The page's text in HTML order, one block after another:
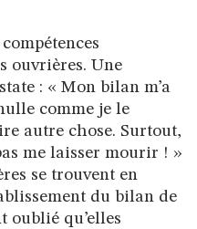
ouvrières. Une
: « Mon bilan m’a
comme je le
autre chose. Surtout,
me laisser mourir ! »
se trouvent en
du bilan de
oublié qu’elles